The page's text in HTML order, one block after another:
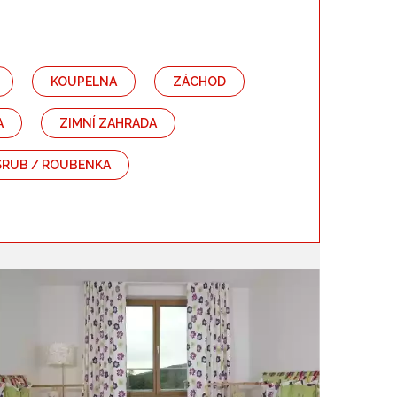
KOUPELNA ZÁCHOD
ZIMNÍ ZAHRADA
/ ROUBENKA